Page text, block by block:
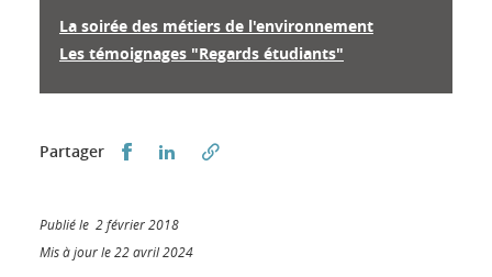
La soirée des métiers de l'environnement
Les témoignages "Regards étudiants"
Partager Partager sur Facebook
Partager sur LinkedIn
Publié le 2 février 2018
Mis à jour le 22 avril 2024